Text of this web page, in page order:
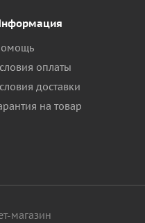
оплаты
доставки
на товар
магазин